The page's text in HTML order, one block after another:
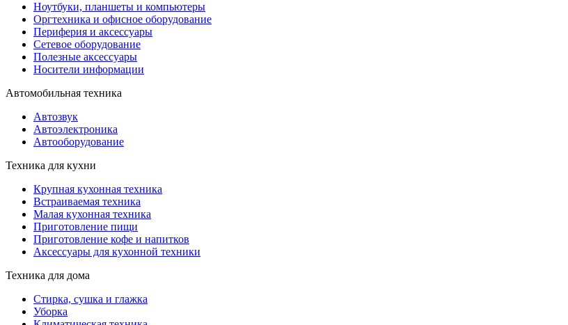
Ноутбуки, планшеты и компьютеры
Оргтехника и офисное оборудование
Периферия и аксессуары
Cетевое оборудование
Полезные аксессуары
Носители информации
Автомобильная техника
Автозвук
Автоэлектроника
Автооборудование
Техника для кухни
Крупная кухонная техника
Встраиваемая техника
Малая кухонная техника
Приготовление пищи
Приготовление кофе и напитков
Аксессуары для кухонной техники
Техника для дома
Стирка, сушка и глажка
Уборка